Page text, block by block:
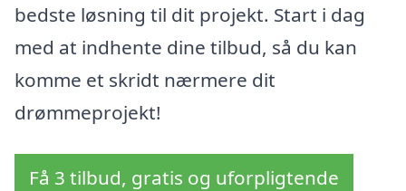
bedste løsning til dit projekt. Start i dag
med at indhente dine tilbud, så du kan
komme et skridt nærmere dit
drømmeprojekt!
Få 3 tilbud, gratis og uforpligtende